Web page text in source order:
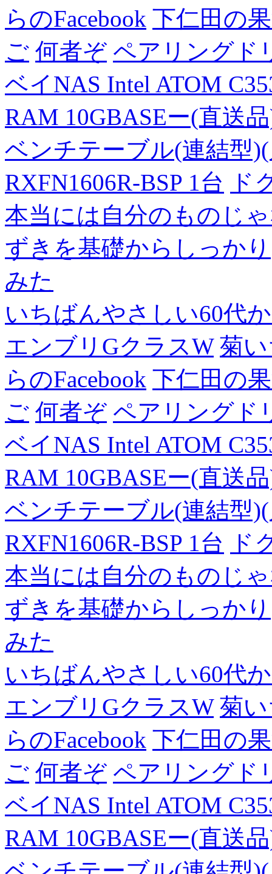
らのFacebook 下仁田の
ご 何者ぞ ペアリングド
ベイNAS Intel ATOM
RAM 10GBASEー(直送
ベンチテーブル(連結型
RXFN1606R-BSP 1台
ド
本当には自分のものじ
ずきを基礎からしっかり
みた
いちばんやさしい60代
エンブリGクラスW 菊
らのFacebook 下仁田の
ご 何者ぞ ペアリングド
ベイNAS Intel ATOM
RAM 10GBASEー(直送
ベンチテーブル(連結型
RXFN1606R-BSP 1台
ド
本当には自分のものじ
ずきを基礎からしっかり
みた
いちばんやさしい60代
エンブリGクラスW 菊
らのFacebook 下仁田の
ご 何者ぞ ペアリングド
ベイNAS Intel ATOM
RAM 10GBASEー(直送